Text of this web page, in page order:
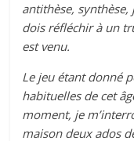
antithèse, synthèse,
dois réfléchir à un
est venu.
Le jeu étant donné
habituelles de cet
moment, je
maison deux ados